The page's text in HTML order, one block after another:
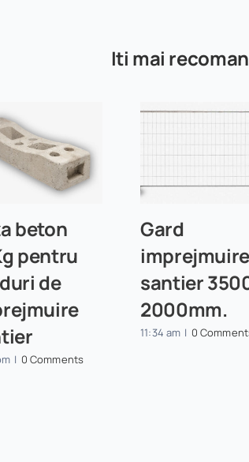
Iti mai
beton
pentru
de
| 0 Comments
Gard
imprejmuire
santier
2000mm.
11:34 am | 0